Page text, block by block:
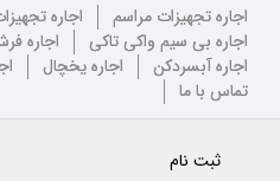
اجاره تجهیزات مراسم
اجاره
اجاره بی سیم واکی تاکی
اجاره
اجاره آبسردکن
اجاره یخچال
تماس با ما
ثبت نام